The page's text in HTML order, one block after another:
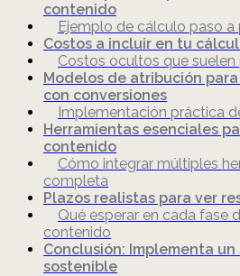
contenido
Ejemplo de cálculo paso a
Costos a incluir en tu
Costos ocultos que suelen
Modelos de atribución
con conversiones
Implementación práctica
Herramientas esenciales
contenido
Cómo integrar múltiples
completa
Plazos realistas para ver
Qué esperar en cada fase
contenido
Conclusión: Implementa
sostenible